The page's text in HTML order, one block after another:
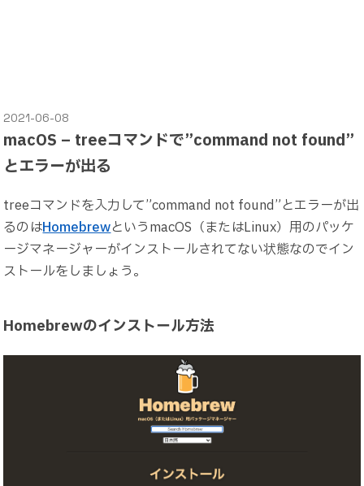
2021-06-08
macOS – treeコマンドで”command not found”
とエラーが出る
treeコマンドを入力して”command not found”とエラーが出
るのはHomebrewというmacOS（またはLinux）用のパッケ
ージマネージャーがインストールされてない状態なのでイン
ストールをしましょう。
Homebrewのインストール方法